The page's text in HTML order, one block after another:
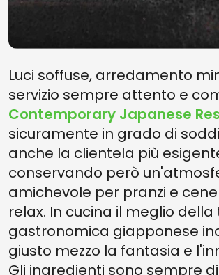
Luci soffuse, arredamento
servizio sempre attento e
Contemporary Japanese
sicuramente in grado di
anche la clientela più
conservando però
amichevole per pranzi e
relax. In cucina il meglio della
gastronomica giapponese
giusto mezzo la fantasia e
Gli ingredienti sono sempre di